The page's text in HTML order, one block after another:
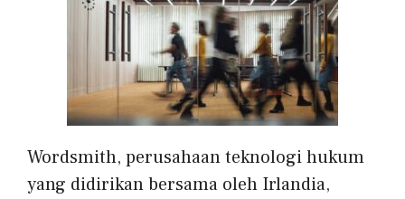
Wordsmith, perusahaan teknologi hukum
yang didirikan bersama oleh Irlandia,